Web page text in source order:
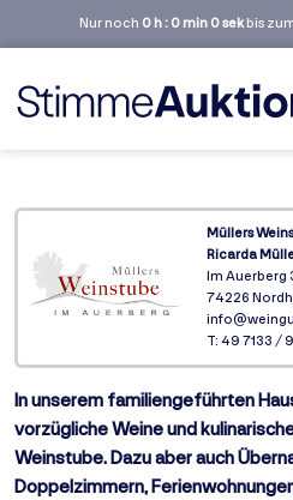
Nur noch 0 h : 0 min 0 sekbis
Müllers
Ricarda
Im Auerberg
74226
T: 49 7133 /
In unserem familiengeführten
vorzügliche Weine und
Weinstube. Dazu aber auch
Doppelzimmern,